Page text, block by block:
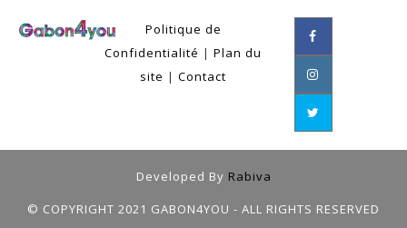
Politique de
Confidentialité | Plan du
site | Contact
Developed By Rabiva
© COPYRIGHT 2021 GABON4YOU - ALL RIGHTS RESERVED